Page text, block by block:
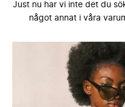
Just nu har vi inte det du
något annat i våra